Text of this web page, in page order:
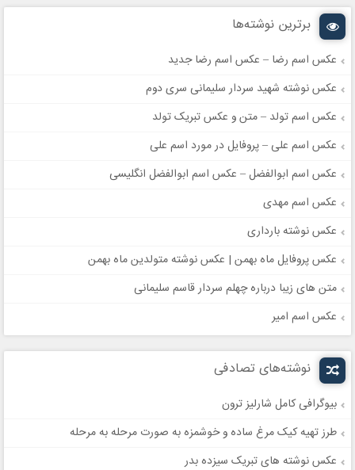
برترین نوشته‌ها
عکس اسم رضا – عکس اسم رضا جدید
عکس نوشته شهید سردار سلیمانی سری دوم
عکس اسم تولد – متن و عکس تبریک تولد
عکس اسم علی – پروفایل در مورد اسم علی
عکس اسم ابوالفضل – عکس اسم ابوالفضل انگلیسی
عکس اسم مهدی
عکس نوشته بارداری
عکس پروفایل ماه بهمن | عکس نوشته متولدین ماه بهمن
متن های زیبا درباره چهلم سردار قاسم سلیمانی
عکس اسم امیر
نوشته‌های تصادفی
بیوگرافی کامل شارلیز ترون
طرز تهیه کیک مرغ ساده و خوشمزه به صورت مرحله به مرحله
عکس نوشته های تبریک سیزده بدر